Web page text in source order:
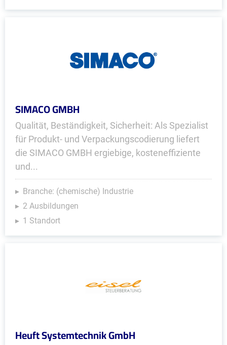
SIMACO GMBH
Qualität, Beständigkeit, Sicherheit: Als Spezialist
für Produkt- und Verpackungscodierung liefert
die SIMACO GMBH ergiebige, kosteneffiziente
und...
Branche: (chemische) Industrie
2 Ausbildungen
1 Standort
Heuft Systemtechnik GmbH